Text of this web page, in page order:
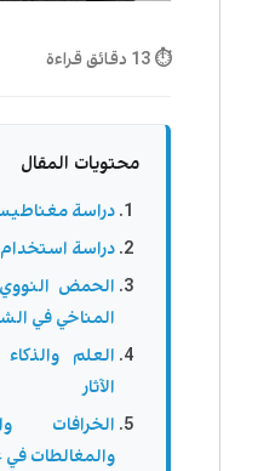
⏱ 13 دقائق قراءة
محتويات المقال
دراسة
دراسة
الحمض النووي
المناخي في
العلم
الآثار
الخرافات
والمغالطات في